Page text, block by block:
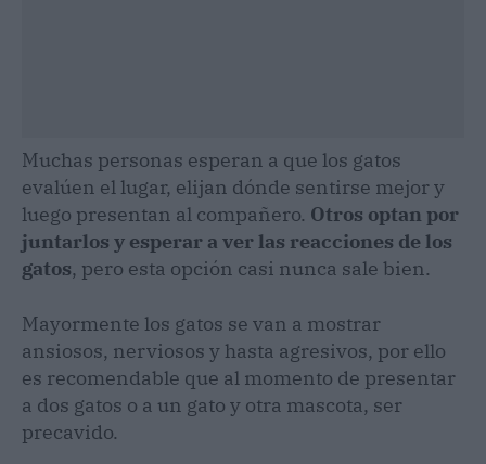
Muchas personas esperan a que los gatos
evalúen el lugar, elijan dónde sentirse mejor y
luego presentan al compañero. Otros optan por
juntarlos y esperar a ver las reacciones de los
gatos, pero esta opción casi nunca sale bien.
Mayormente los gatos se van a mostrar
ansiosos, nerviosos y hasta agresivos, por ello
es recomendable que al momento de presentar
a dos gatos o a un gato y otra mascota, ser
precavido.